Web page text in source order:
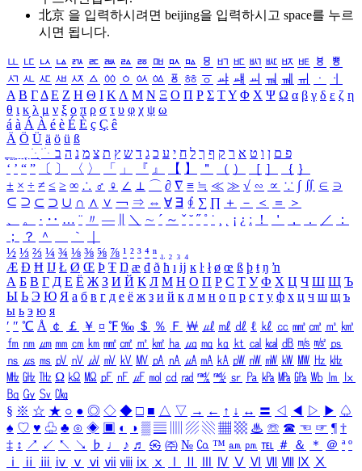
北京 을 입력하시려면 beijing을 입력하시고 space를 누르
시면 됩니다.
ㅥ ㅦ ㅧ ㅨ ㅩ ㅪ ㅫ ㅬ ㅭ ㅮ ㅯ ㅰ ㅱ ㅲ ㅳ ㅴ ㅵ ㅶ ㅷ ㅸ
ㅹ
ㅺ ㅻ ㅼ ㅽ ㅾ ㅿ ㆀ ㆁ ㆂ ㆃ ㆄ ㆅ ㆆ ㆇ ㆈ ㆉ ㆊ ㆋ ㆌ ㆍ
ㆎ
Α Β ΓΔ Ε Ζ Η Θ Ι ΚΛ Μ Ν Ξ Ο Π Ρ Σ ΤΥ Φ Χ Ψ Ω α β γ δ ε ζ η
θ ι κ λ μ ν ξ ο π ρ σ τ υ φ χ ψ ω
á à Á À é è É È ç Ç ê
Ä Ö Ü ä ö ü ß
ִֶֹ ֻּ ׁׂ פ ם ן ו ט א ר ק ף ך ל ח י ע כ ג ד ש ץ ת צ מ נ ה ב
‘ ’ “ ” 〔 〕 〈 〉 「 」 『 』 【 】 ＂ （ ） ［ ］ ｛ ｝
± × ÷ ≠ ≤ ≥ ∞ ∴ ♂ ♀ ∠ ⊥ ⌒ ∂ ∇ ≡ ≒ ≪ ≫ √ ∽ ∝ ∵ ∫ ∬ ∈ ∋
⊆ ⊇ ⊂ ⊃ ∪ ∩ ∧ ∨ ￢ ⇒ ⇔ ∀ ∃ ∮ ∑ ∏ ＋ － ＜ ＝
＞
、
。 · ‥ … ¨ 〃 ― ＼ ∼ ´ ～ ˇ ˘ ˝ ˚ ˙ ¸ ¡ ¿ ː ！ ＇ ， ． ／
：
；
？ ＾ ｀
½ ⅓ ⅔ ¼ ¾ ⅛ ⅜ ⅝ ⅞ ¹ ² ³ ⁴ ⁿ ₁ ₂ ₃ ₄
Æ Ð Ħ Ĳ Ł Ø Œ Þ Ŧ Ŋ æ đ ð ħ ı ĳ ĸ ŀ ł ø œ ß þ ŧ ŋ ŉ
А Б В Г Д Е Ё Ж З И Й К Л М Н О П Р С Т У Ф Х Ц Ч Ш Щ Ъ
Ы Ь Э Ю Я а б в г д е ё ж з и й к л м н о п р с т у ф х ц ч ш щ ъ
ы ь э ю я
′ ″ ℃ Å ￠ ￡ ￥ ¤ ℉ ‰ ＄ ％ Ｆ ￦ ㎕ ㎖ ㎗ ℓ ㎘ ㏄ ㎣ ㎤ ㎥ ㎦
㎙ ㎚ ㎛ ㎜ ㎝ ㎞ ㎟ ㎠ ㎡ ㎢ ㏊ ㎍ ㎎ ㎏ ㏏ ㎈ ㎉ ㏈ ㎧ ㎨ ㎰
㎱ ㎲ ㎳ ㎴ ㎵ ㎶ ㎷ ㎸ ㎹ ㎀ ㎁ ㎂ ㎃ ㎄ ㎺ ㎻ ㎽ ㎾ ㎿ ㎐ ㎑
㎒ ㎓ ㎔ Ω ㏀ ㏁ ㎊ ㎋ ㎌ ㏖ ㏅ ㎭ ㎮ ㎯ ㏛ ㎩ ㎪ ㎫ ㎬ ㏝ ㏐
㏓
㏃ ㏉ ㏜ ㏆
§ ※ ☆ ★ ○ ● ◎ ◇ ◆ □ ■ △ ▽ → ← ↑ ↓ ↔ 〓 ◁ ◀ ▷ ▶ ♤
♠ ♡ ♥ ♧ ♣ ⊙ ◈ ▣ ◐ ◑ ▒ ▤ ▨ ▧ ▦ ▩ ♨ ☏ ☎ ☜ ☞ ¶ †
‡ ↕ ↗ ↙ ↖ ↘ ♭ ♩ ♪ ♬ ㉿ ㈜ № ㏇ ™ ㏂ ㏘ ℡ ＃ ＆ ＊ ＠ ª º
ⅰ
ⅱ ⅲ ⅳ ⅴ ⅵ ⅶ ⅷ ⅸ ⅹ Ⅳ Ⅴ Ⅵ Ⅶ Ⅷ Ⅸ Ⅹ